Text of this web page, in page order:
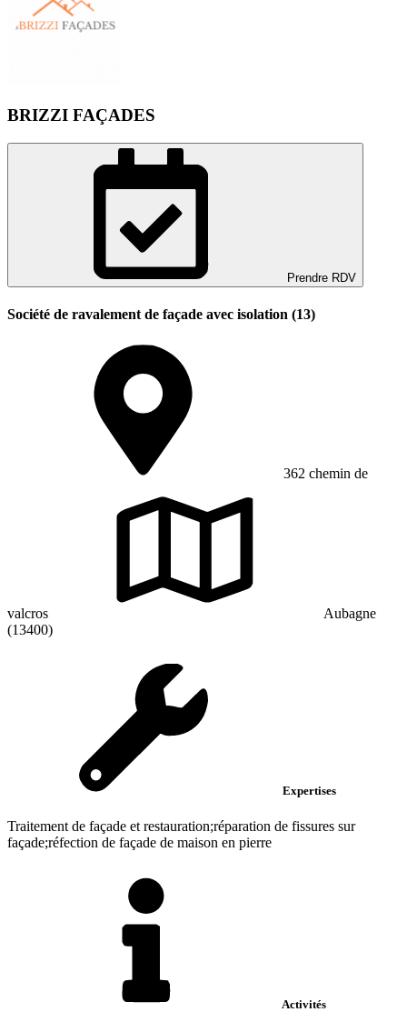
BRIZZI FAÇADES
Prendre RDV
Société de ravalement de façade avec isolation (13)
362 chemin de
valcros
Aubagne
(13400)
Expertises
Traitement de façade et restauration;réparation de fissures sur
façade;réfection de façade de maison en pierre
Activités